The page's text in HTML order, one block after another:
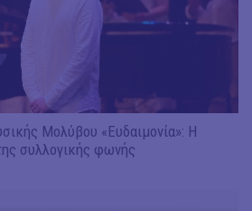
Μολύβου «Ευδαιμονία»: Η
συλλογικής φωνής